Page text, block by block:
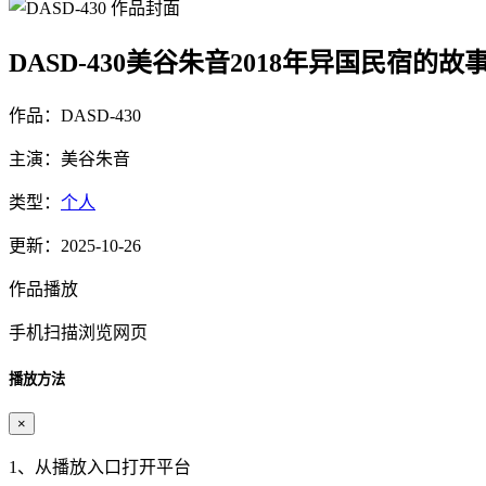
DASD-430美谷朱音2018年异国民宿的故
作品：DASD-430
主演：美谷朱音
类型： 个人
更新：2025-10-26
作品播放
手机扫描浏览网页
播放方法
×
1、从播放入口打开平台